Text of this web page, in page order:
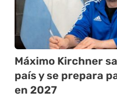
Máximo Kirchner
país y se prepara
en 2027